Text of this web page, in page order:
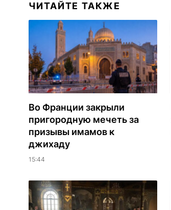
ЧИТАЙТЕ ТАКЖЕ
Во Франции закрыли
пригородную мечеть за
призывы имамов к
джихаду
15:44